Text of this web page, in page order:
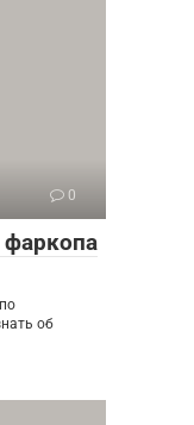
0
фаркопа
об